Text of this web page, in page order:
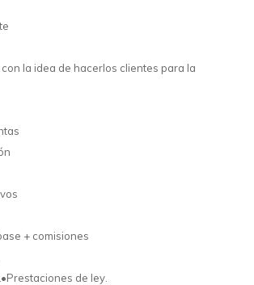
la idea de hacerlos clientes para la
+ comisiones
de ley.